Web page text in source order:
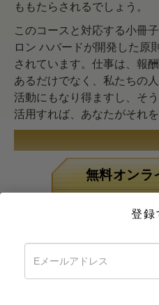
ももたらされるでしょう。
このコースと対応する小冊
ロン ハバードが開発した原
されています。仕事は、報
あるだけでなく、私たちの
活動にもなり得ますし、そ
活用すれば、あなたがそれ
無料オンラ
ト
組織化の基礎
登録